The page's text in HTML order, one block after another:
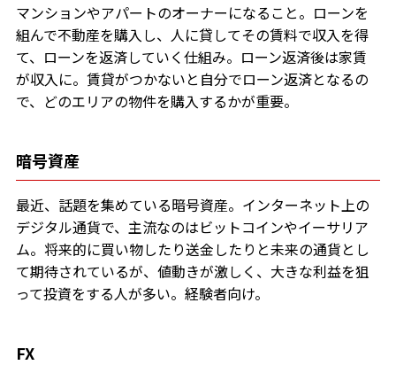
マンションやアパートのオーナーになること。ローンを
組んで不動産を購入し、人に貸してその賃料で収入を得
て、ローンを返済していく仕組み。ローン返済後は家賃
が収入に。賃貸がつかないと自分でローン返済となるの
で、どのエリアの物件を購入するかが重要。
暗号資産
最近、話題を集めている暗号資産。インターネット上の
デジタル通貨で、主流なのはビットコインやイーサリア
ム。将来的に買い物したり送金したりと未来の通貨とし
て期待されているが、値動きが激しく、大きな利益を狙
って投資をする人が多い。経験者向け。
FX